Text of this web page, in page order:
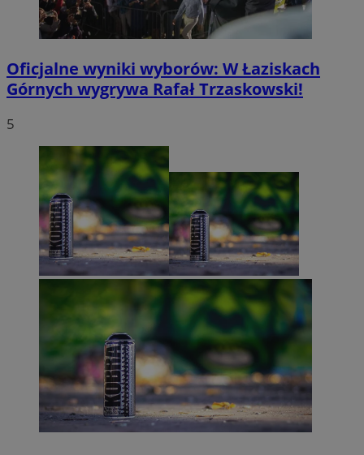
Oficjalne wyniki wyborów: W Łaziskach
Górnych wygrywa Rafał Trzaskowski!
5